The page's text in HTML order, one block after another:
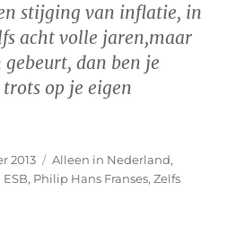
stijging van inflatie, in
acht volle jaren,maar
dan ben je
op je eigen
2013 Categorieën
Alleen in Nederland,
Tags
ESB, Philip Hans Franses,Zelfs